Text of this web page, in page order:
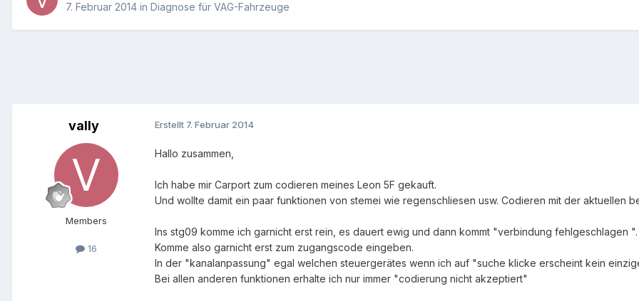
7. Februar 2014 in Diagnose für VAG-Fahrzeuge
vally
Members
16
Erstellt 7. Februar 2014
Hallo zusammen,
Ich habe mir Carport zum codieren meines Leon 5F gekauft.
Und wollte damit ein paar funktionen von stemei wie regenschliesen usw. Codieren mit der aktuellen
Ins stg09 komme ich garnicht erst rein, es dauert ewig und dann kommt "verbindung fehlgeschlagen ".
Komme also garnicht erst zum zugangscode eingeben.
In der "kanalanpassung" egal welchen steuergerätes wenn ich auf "suche klicke erscheint kein
Bei allen anderen funktionen erhalte ich nur immer "codierung nicht akzeptiert"